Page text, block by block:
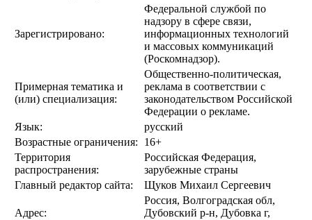
Зарегистрировано:
Федеральной службой по
надзору в сфере связи,
информационных технологий
и массовых коммуникаций
(Роскомнадзор).
Примерная тематика и
(или) специализация:
Общественно-политическая,
реклама в соответствии с
законодательством Российской
Федерации о рекламе.
Язык:
русский
Возрастные ограничения:
16+
Территория
распространения:
Российская Федерация,
зарубежные страны
Главный редактор сайта:
Щуков Михаил Сергеевич
Адрес:
Россия, Волгоградская обл,
Дубовский р-н, Дубовка г,